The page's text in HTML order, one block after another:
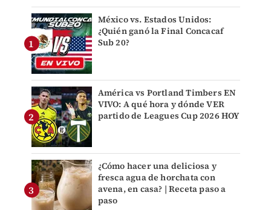
México vs. Estados Unidos:
¿Quién ganó la Final Concacaf
Sub 20?
América vs Portland Timbers EN
VIVO: A qué hora y dónde VER
partido de Leagues Cup 2026 HOY
¿Cómo hacer una deliciosa y
fresca agua de horchata con
avena, en casa? | Receta paso a
paso